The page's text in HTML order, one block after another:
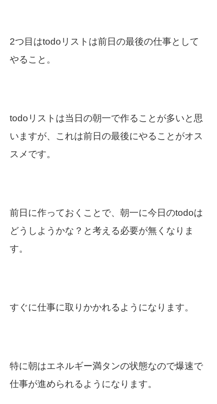
2つ目はtodoリストは前日の最後の仕事として
やること。
todoリストは当日の朝一で作ることが多いと思
いますが、これは前日の最後にやることがオス
スメです。
前日に作っておくことで、朝一に今日のtodoは
どうしようかな？と考える必要が無くなりま
す。
すぐに仕事に取りかかれるようになります。
特に朝はエネルギー満タンの状態なので爆速で
仕事が進められるようになります。